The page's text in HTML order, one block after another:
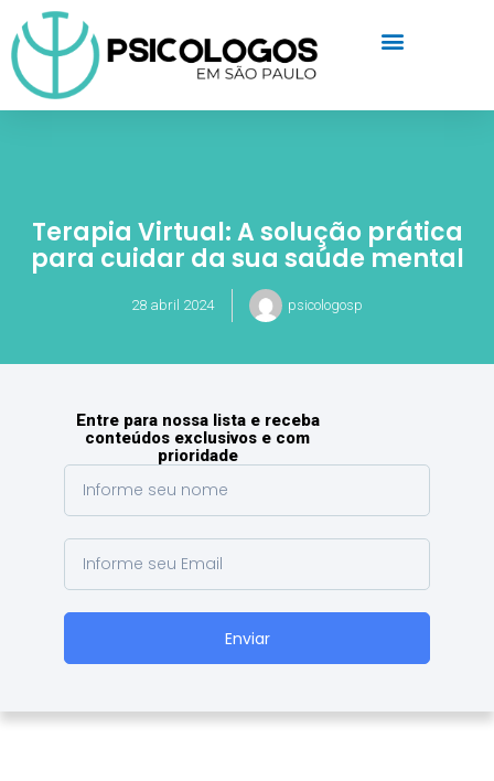
Terapia Virtual: A solução prática
para cuidar da sua saúde mental
28 abril 2024 psicologosp
Enviar
Entre para nossa lista e receba
conteúdos exclusivos e com
prioridade